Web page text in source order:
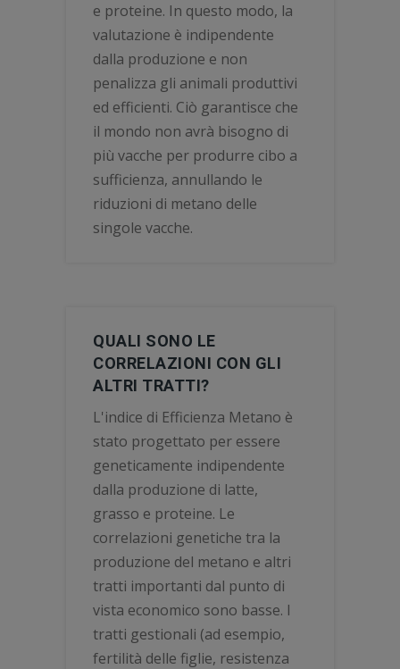
e proteine. In questo modo, la
valutazione è indipendente
dalla produzione e non
penalizza gli animali produttivi
ed efficienti. Ciò garantisce che
il mondo non avrà bisogno di
più vacche per produrre cibo a
sufficienza, annullando le
riduzioni di metano delle
singole vacche.
QUALI SONO LE
CORRELAZIONI CON GLI
ALTRI TRATTI?
L'indice di Efficienza Metano è
stato progettato per essere
geneticamente indipendente
dalla produzione di latte,
grasso e proteine. Le
correlazioni genetiche tra la
produzione del metano e altri
tratti importanti dal punto di
vista economico sono basse. I
tratti gestionali (ad esempio,
fertilità delle figlie, resistenza